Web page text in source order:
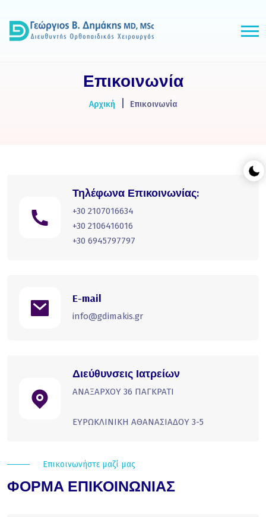
Επικοινωνία
Αρχική Επικοινωνία
Τηλέφωνα Επικοινωνίας:
+30 2107016634
+30 2106416016
+30 6945797797
E-mail
info@gdimakis.gr
Διεύθυνσεις Ιατρείων
ΑΝΑΞΑΡΧΟΥ 36 ΠΑΓΚΡΑΤΙ
ΕΥΡΩΚΛΙΝΙΚΗ ΑΘΑΝΑΣΙΑΔΟΥ 3-5
Επικοινωνήστε μαζί μας
ΦΟΡΜΑ ΕΠΙΚΟΙΝΩΝΙΑΣ